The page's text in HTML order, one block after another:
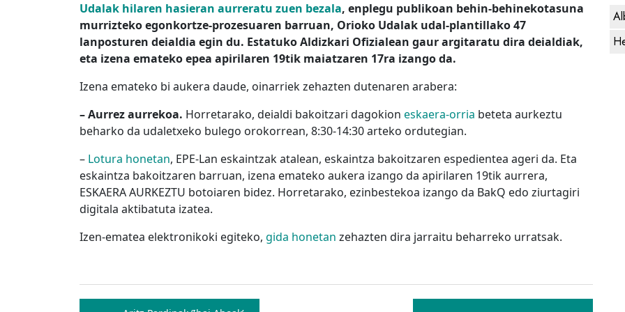
Udalak hilaren hasieran aurreratu zuen bezala, enplegu publikoan behin-behinekotasuna
murrizteko egonkortze-prozesuaren barruan, Orioko Udalak udal-plantillako 47
lanposturen deialdia egin du. Estatuko Aldizkari Ofizialean gaur argitaratu dira deialdiak,
eta izena emateko epea apirilaren 19tik maiatzaren 17ra izango da.
Izena emateko bi aukera daude, oinarriek zehazten dutenaren arabera:
– Aurrez aurrekoa. Horretarako, deialdi bakoitzari dagokion eskaera-orria beteta aurkeztu
beharko da udaletxeko bulego orokorrean, 8:30-14:30 arteko ordutegian.
– Lotura honetan, EPE-Lan eskaintzak atalean, eskaintza bakoitzaren espedientea ageri da. Eta
eskaintza bakoitzaren barruan, izena emateko aukera izango da apirilaren 19tik aurrera,
ESKAERA AURKEZTU botoiaren bidez. Horretarako, ezinbestekoa izango da BakQ edo ziurtagiri
digitala aktibatuta izatea.
Izen-ematea elektronikoki egiteko, gida honetan zehazten dira jarraitu beharreko urratsak.
Bidalketetan